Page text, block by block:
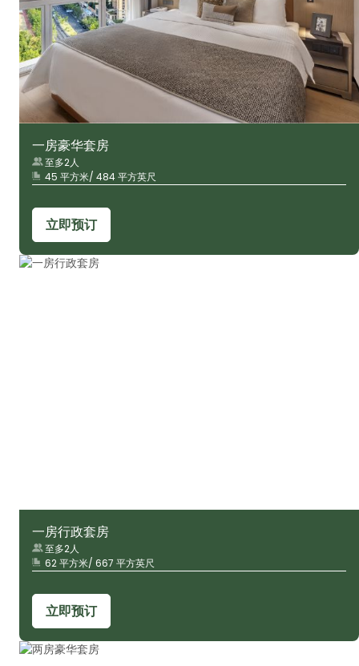
一房豪华套房
至多2人
45 平方米/ 484 平方英尺
立即预订
一房行政套房
至多2人
62 平方米/ 667 平方英尺
立即预订